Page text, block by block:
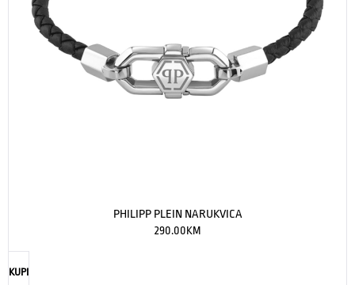
PHILIPP PLEIN NARUKVICA
290.00KM
KUPI